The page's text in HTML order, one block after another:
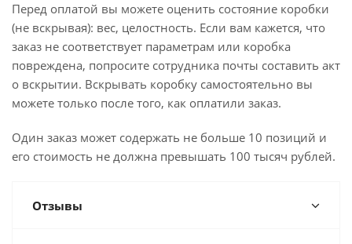
Перед оплатой вы можете оценить состояние коробки
(не вскрывая): вес, целостность. Если вам кажется, что
заказ не соответствует параметрам или коробка
повреждена, попросите сотрудника почты составить акт
о вскрытии. Вскрывать коробку самостоятельно вы
можете только после того, как оплатили заказ.
Один заказ может содержать не больше 10 позиций и
его стоимость не должна превышать 100 тысяч рублей.
Отзывы